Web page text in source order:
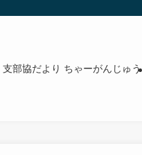
支部協だより ちゃーがんじゅう